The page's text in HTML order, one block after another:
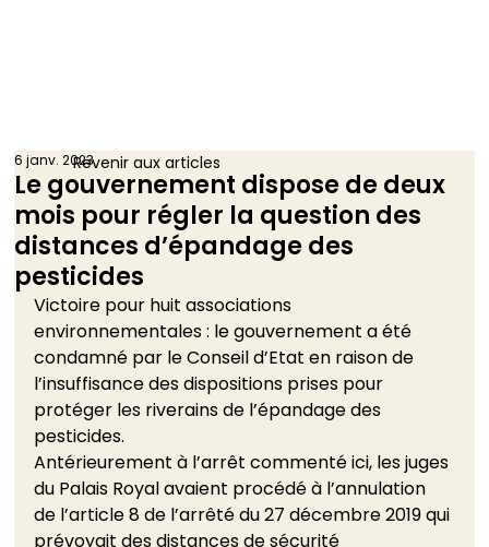
Le gouvernement dispose de deux
mois pour régler la question des
distances d’épandage des
pesticides
6 janv. 2023
Victoire pour huit associations
environnementales : le gouvernement a été
condamné par le Conseil d’Etat en raison de
l’insuffisance des dispositions prises pour
protéger les riverains de l’épandage des
pesticides.
Antérieurement à l’arrêt commenté ici, les juges
du Palais Royal avaient procédé à l’annulation
de l’article 8 de l’arrêté du 27 décembre 2019 qui
prévoyait des distances de sécurité
Revenir aux articles